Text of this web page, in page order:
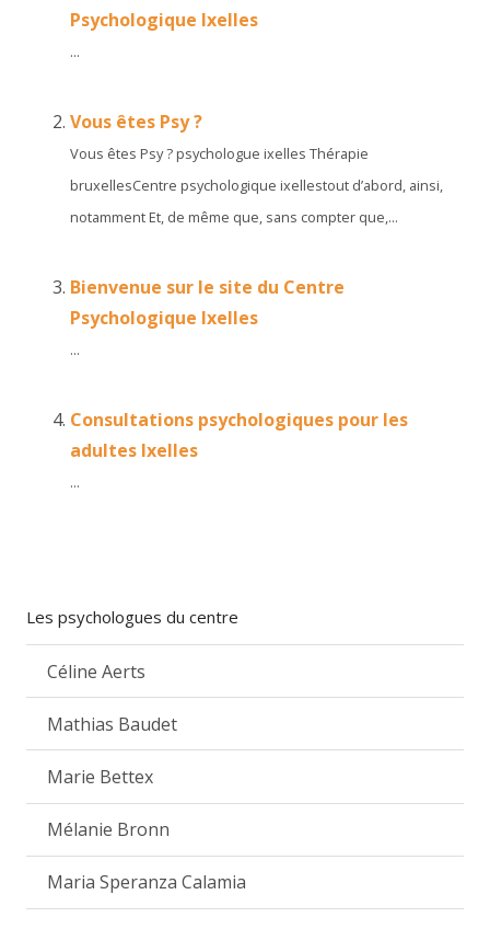
Psychologique Ixelles
...
Vous êtes Psy ?
Vous êtes Psy ? psychologue ixelles Thérapie
bruxellesCentre psychologique ixellestout d’abord, ainsi,
notamment Et, de même que, sans compter que,...
Bienvenue sur le site du Centre
Psychologique Ixelles
...
Consultations psychologiques pour les
adultes Ixelles
...
Les psychologues du centre
Céline Aerts
Mathias Baudet
Marie Bettex
Mélanie Bronn
Maria Speranza Calamia